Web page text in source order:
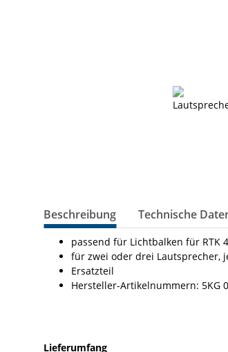
Beschreibung Technische
passend für Lichtbalken für RTK
für zwei oder drei Lautsprecher,
Ersatzteil
Hersteller-Artikelnummern: 5KG
Lieferumfang